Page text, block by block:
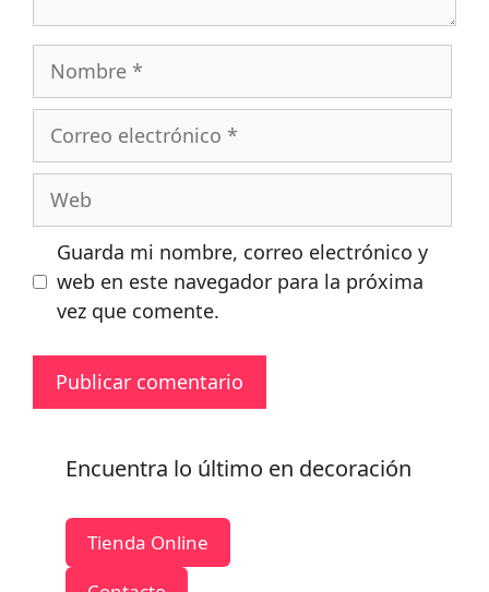
Nombre
Correo
electrónico
Web
Guarda mi nombre, correo electrónico y
web en este navegador para la próxima
vez que comente.
Encuentra lo último en decoración
Tienda Online